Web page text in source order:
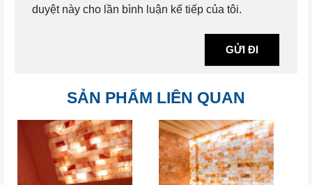
duyệt này cho lần bình luận kế tiếp của tôi.
SẢN PHẨM LIÊN QUAN